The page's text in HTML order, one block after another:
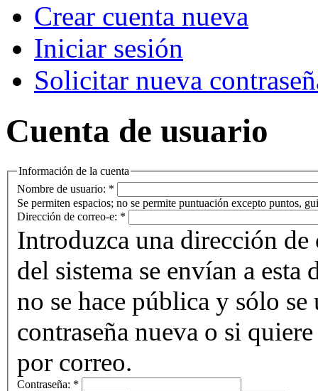
Crear cuenta nueva
Iniciar sesión
Solicitar nueva
Cuenta de usuario
Información de la cuenta
Nombre de usuario: *
Se permiten espacios; no se permite puntuación excepto puntos,
Dirección de correo-e: *
Introduzca una dirección
del sistema se envían a
no se hace pública y sólo
contraseña nueva o si
por correo.
Contraseña: *